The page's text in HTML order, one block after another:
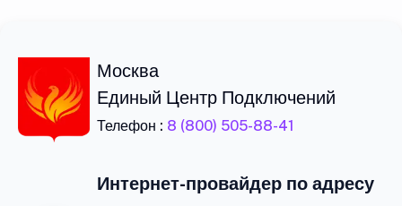
Москва
Единый Центр Подключений
Телефон : 8 (800) 505-88-41
Интернет-провайдер по адресу